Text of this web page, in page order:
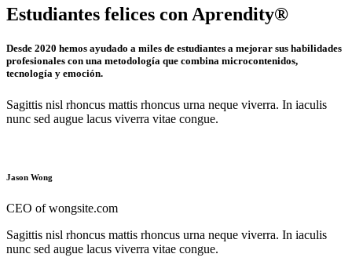
Estudiantes felices con Aprendity®
Desde 2020 hemos ayudado a miles de estudiantes a mejorar sus habilidades
profesionales con una metodología que combina microcontenidos,
tecnología y emoción.
Sagittis nisl rhoncus mattis rhoncus urna neque viverra. In iaculis
nunc sed augue lacus viverra vitae congue.
Jason Wong
CEO of wongsite.com
Sagittis nisl rhoncus mattis rhoncus urna neque viverra. In iaculis
nunc sed augue lacus viverra vitae congue.